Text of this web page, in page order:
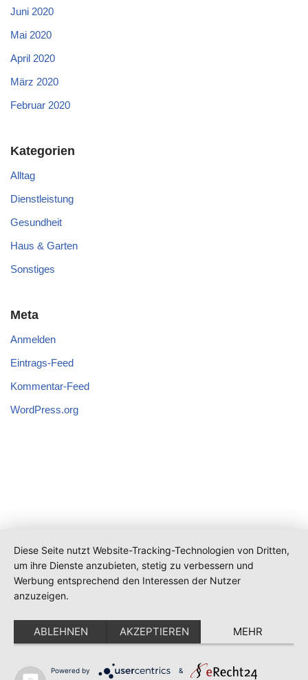
Juni 2020
Mai 2020
April 2020
März 2020
Februar 2020
Kategorien
Alltag
Dienstleistung
Gesundheit
Haus & Garten
Sonstiges
Meta
Anmelden
Eintrags-Feed
Kommentar-Feed
WordPress.org
Impressum Datenschutz
Diese Seite nutzt Website-Tracking-Technologien von Dritten,
um ihre Dienste anzubieten, stetig zu verbessern und
Werbung entsprechend den Interessen der Nutzer
anzuzeigen.
ABLEHNEN AKZEPTIEREN MEHR
Powered by &